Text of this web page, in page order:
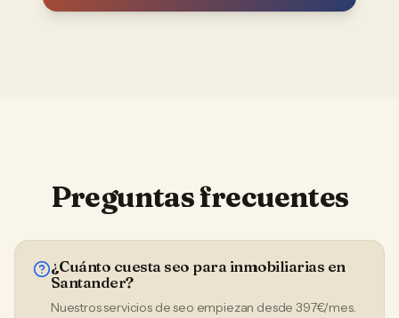
Preguntas frecuentes
¿Cuánto cuesta seo para inmobiliarias en
Santander?
Nuestros servicios de seo empiezan desde 397€/mes.